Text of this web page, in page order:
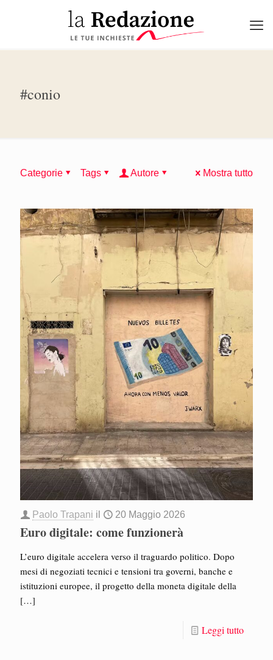
#conio
Categorie Tags Autore Mostra tutto
Paolo Trapani il 20 Maggio 2026
Euro digitale: come funzionerà
L’euro digitale accelera verso il traguardo politico. Dopo
mesi di negoziati tecnici e tensioni tra governi, banche e
istituzioni europee, il progetto della moneta digitale della
[…]
Leggi tutto